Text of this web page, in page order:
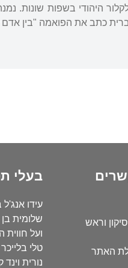
היהודי בשפות שונות.
כתב את הפואמה "בין אדם
וראש
האתר
בעלי
עידו
שלומית
ועל
טלי
נורית